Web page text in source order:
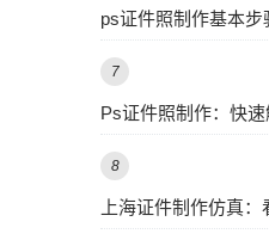
ps证件照制作基本
7
Ps证件照制作：快
8
上海证件制作仿真